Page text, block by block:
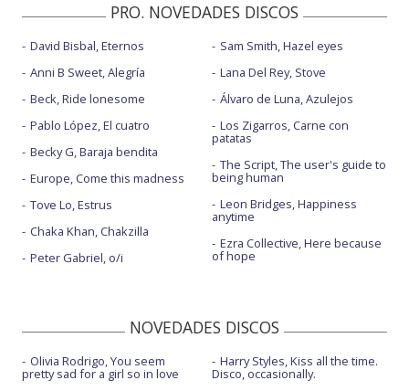
PRO. NOVEDADES DISCOS
David Bisbal, Eternos
Anni B Sweet, Alegría
Beck, Ride lonesome
Pablo López, El cuatro
Becky G, Baraja bendita
Europe, Come this madness
Tove Lo, Estrus
Chaka Khan, Chakzilla
Peter Gabriel, o/i
Sam Smith, Hazel eyes
Lana Del Rey, Stove
Álvaro de Luna, Azulejos
Los Zigarros, Carne con
patatas
The Script, The user's guide to
being human
Leon Bridges, Happiness
anytime
Ezra Collective, Here because
of hope
NOVEDADES DISCOS
Olivia Rodrigo, You seem
pretty sad for a girl so in love
Harry Styles, Kiss all the time.
Disco, occasionally.